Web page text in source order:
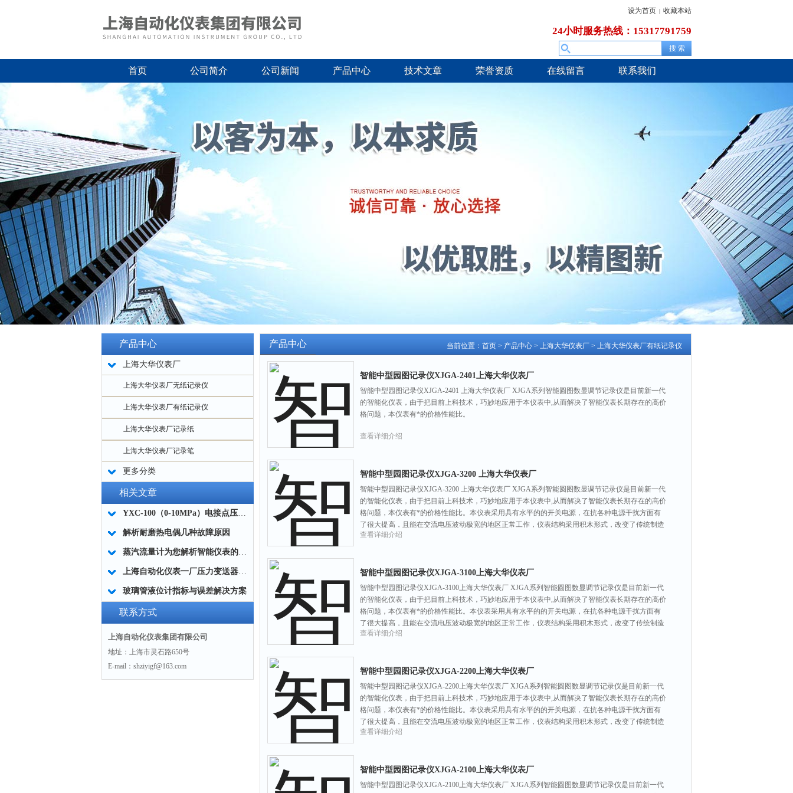
设为首页 | 收藏本站
24小时服务热线：15317791759
首页 公司简介 公司新闻 产品中心 技术文章 荣誉资质 在线留言 联系我们
产品中心
上海大华仪表厂
上海大华仪表厂无纸记录仪
上海大华仪表厂有纸记录仪
上海大华仪表厂记录纸
上海大华仪表厂记录笔
更多分类
相关文章
YXC-100（0-10MPa）电接点压力表接线图与外形尺寸图
解析耐磨热电偶几种故障原因
蒸汽流量计为您解析智能仪表的自动化之路
上海自动化仪表一厂压力变送器与传感器比具有放大作用
玻璃管液位计指标与误差解决方案
联系方式
上海自动化仪表集团有限公司
地址：上海市灵石路650号
E-mail：shziyigf@163.com
当前位置： 首页 > 产品中心 > 上海大华仪表厂 > 上海大华仪表厂有纸记录仪
产品中心
智能中型园图记录仪XJGA-2401上海大华仪表厂
智能中型园图记录仪XJGA-2401 上海大华仪表厂 XJGA系列智能圆图数显调节记录仪是目前新一代
的智能化仪表，由于把目前上科技术，巧妙地应用于本仪表中,从而解决了智能仪表长期存在的高价
格问题，本仪表有*的价格性能比。
查看详细介绍
智能中型园图记录仪XJGA-3200 上海大华仪表厂
智能中型园图记录仪XJGA-3200 上海大华仪表厂 XJGA系列智能圆图数显调节记录仪是目前新一代
的智能化仪表，由于把目前上科技术，巧妙地应用于本仪表中,从而解决了智能仪表长期存在的高价
格问题，本仪表有*的价格性能比。本仪表采用具有水平的的开关电源，在抗各种电源干扰方面有
了很大提高，且能在交流电压波动极宽的地区正常工作，仪表结构采用积木形式，改变了传统制造
工艺，使仪表构件减少，从
查看详细介绍
智能中型园图记录仪XJGA-3100上海大华仪表厂
智能中型园图记录仪XJGA-3100上海大华仪表厂 XJGA系列智能圆图数显调节记录仪是目前新一代
的智能化仪表，由于把目前上科技术，巧妙地应用于本仪表中,从而解决了智能仪表长期存在的高价
格问题，本仪表有*的价格性能比。本仪表采用具有水平的的开关电源，在抗各种电源干扰方面有
了很大提高，且能在交流电压波动极宽的地区正常工作，仪表结构采用积木形式，改变了传统制造
工艺，使仪表构件减少，从
查看详细介绍
智能中型园图记录仪XJGA-2200上海大华仪表厂
智能中型园图记录仪XJGA-2200上海大华仪表厂 XJGA系列智能圆图数显调节记录仪是目前新一代
的智能化仪表，由于把目前上科技术，巧妙地应用于本仪表中,从而解决了智能仪表长期存在的高价
格问题，本仪表有*的价格性能比。本仪表采用具有水平的的开关电源，在抗各种电源干扰方面有
了很大提高，且能在交流电压波动极宽的地区正常工作，仪表结构采用积木形式，改变了传统制造
工艺，使仪表构件减少，从
查看详细介绍
智能中型园图记录仪XJGA-2100上海大华仪表厂
智能中型园图记录仪XJGA-2100上海大华仪表厂 XJGA系列智能圆图数显调节记录仪是目前新一代